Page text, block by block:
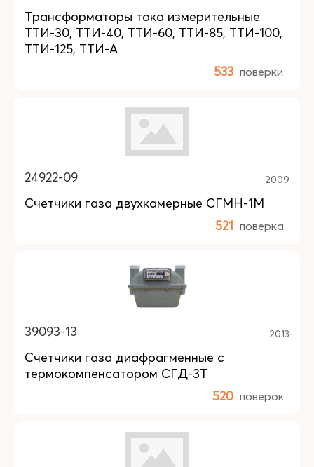
Трансформаторы тока измерительные
ТТИ-30, ТТИ-40, ТТИ-60, ТТИ-85, ТТИ-100,
ТТИ-125, ТТИ-А
533 поверки
24922-09 2009
Счетчики газа двухкамерные СГМН-1М
521 поверка
39093-13 2013
Счетчики газа диафрагменные с
термокомпенсатором СГД-3Т
520 поверок